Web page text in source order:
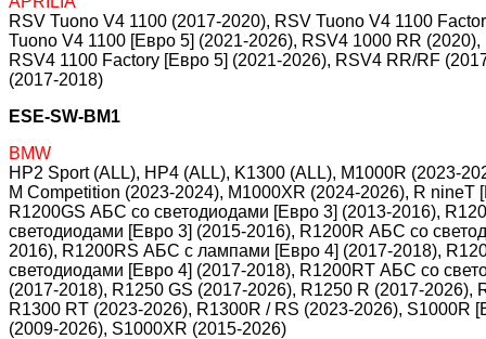
RSV Tuono V4 1100 (2017-2020), RSV Tuono V4 1100
Tuono V4 1100 [Евро 5] (2021-2026), RSV4 1000 RR
RSV4 1100 Factory [Евро 5] (2021-2026), RSV4 RR/RF
(2017-2018)
ESE-SW-BM1
BMW
HP2 Sport (ALL), HP4 (ALL), K1300 (ALL), M1000R (2023-
M Competition (2023-2024), M1000XR (2024-2026), R
R1200GS АБС со светодиодами [Евро 3] (2013-2016),
светодиодами [Евро 3] (2015-2016), R1200R АБС со
2016), R1200RS АБС c лампами [Евро 4] (2017-2018),
светодиодами [Евро 4] (2017-2018), R1200RT АБС со
(2017-2018), R1250 GS (2017-2026), R1250 R (2017-
R1300 RT (2023-2026), R1300R / RS (2023-2026),
(2009-2026), S1000XR (2015-2026)